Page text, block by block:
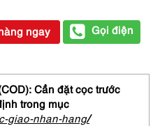
ngay Gọi điện
Cần đặt cọc trước
trong mục
giao-nhan-hang/